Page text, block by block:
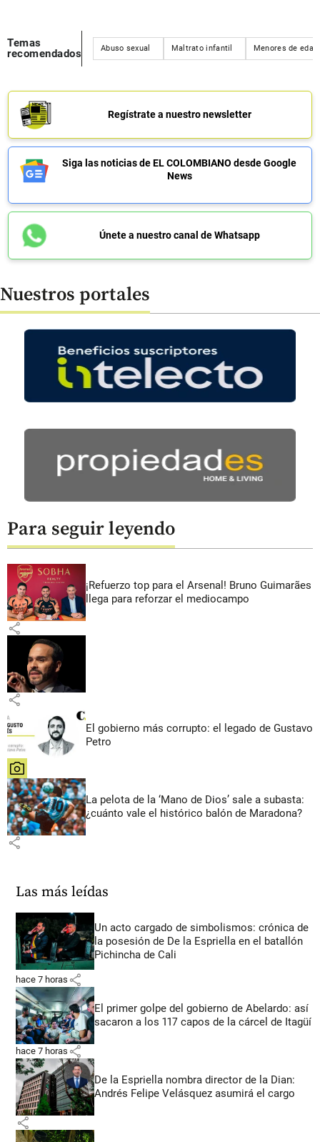
Temas
recomendados
Abuso sexual Maltrato infantil Menores de edad
Regístrate a nuestro newsletter
Siga las noticias de EL COLOMBIANO desde Google
News
Únete a nuestro canal de Whatsapp
Nuestros portales
Para seguir leyendo
¡Refuerzo top para el Arsenal! Bruno Guimarães
llega para reforzar el mediocampo
share
share
El gobierno más corrupto: el legado de Gustavo
Petro
share
La pelota de la ‘Mano de Dios’ sale a subasta:
¿cuánto vale el histórico balón de Maradona?
share
Las más leídas
Un acto cargado de simbolismos: crónica de
la posesión de De la Espriella en el batallón
Pichincha de Cali
hace 7 horas share
El primer golpe del gobierno de Abelardo: así
sacaron a los 117 capos de la cárcel de Itagüí
hace 7 horas share
De la Espriella nombra director de la Dian:
Andrés Felipe Velásquez asumirá el cargo
share